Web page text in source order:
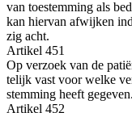
van toe­stem­ming als
kan hier­van afwij­ken
zig acht.
Arti­kel 451
Op ver­zoek van de
te­lijk vast voor wel­ke
stem­ming heeft gegeven.
Arti­kel 452